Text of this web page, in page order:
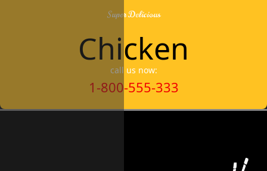
Super Delicious
Chicken
call us now:
1-800-555-333